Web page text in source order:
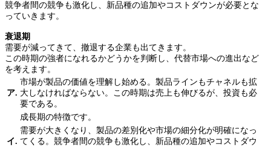
競争者間の競争も激化し、新品種の追加やコストダウンが必要とな
っていきます。
衰退期
需要が減ってきて、撤退する企業も出てきます。
この時期の強者になれるかどうかを判断し、代替市場への進出など
を考えます。
ア.
市場が製品の価値を理解し始める。製品ラインもチャネルも拡
大しなければならない。この時期は売上も伸びるが、投資も必
要である。
成長期の特徴です。
イ.
需要が大きくなり、製品の差別化や市場の細分化が明確になっ
てくる。競争者間の競争も激化し、新品種の追加やコストダウ